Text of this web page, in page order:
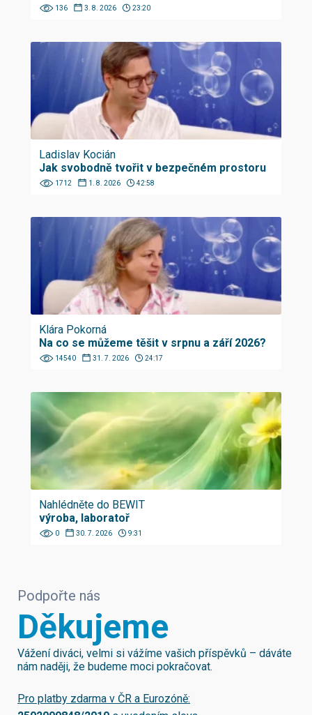
136 3. 8. 2026 23:20
Ladislav Kocián
Jak svobodně tvořit v bezpečném prostoru
1712 1. 8. 2026 42:58
Klára Pokorná
Na co se můžeme těšit v srpnu a září 2026?
14540 31. 7. 2026 24:17
Nahlédněte do BEWIT
výroba, laboratoř
0 30. 7. 2026 9:31
Podpořte nás
Děkujeme
Vážení diváci, velmi si vážíme vašich příspěvků – dáváte
nám naději, že budeme moci pokračovat.
Pro platby zdarma v ČR a Eurozóně: